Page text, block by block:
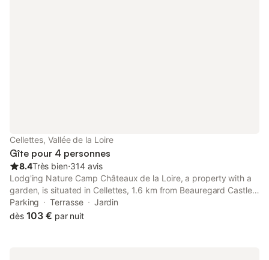
Cellettes, Vallée de la Loire
Gîte pour 4 personnes
8.4Très bien⋅314 avis
Lodg'ing Nature Camp Châteaux de la Loire, a property with a
garden, is situated in Cellettes, 1.6 km from Beauregard Castle,
8.1 km from Château de Cheverny, as well as 11 km from
Chateau de Villesavin.
Parking Terrasse
Jardin
dès 103 € par nuit